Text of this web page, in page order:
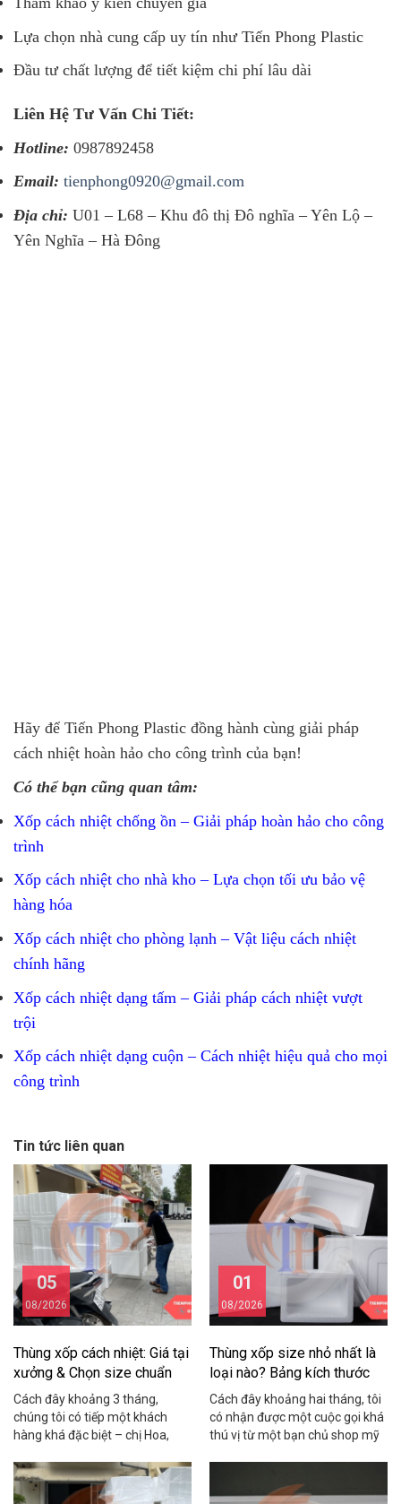
Lựa chọn nhà cung cấp uy tín như Tiến Phong Plastic
Đầu tư chất lượng để tiết kiệm chi phí lâu dài
Liên Hệ Tư Vấn Chi Tiết:
Hotline: 0987892458
Email: tienphong0920@gmail.com
Địa chỉ: U01 – L68 – Khu đô thị Đô nghĩa – Yên Lộ –
Yên Nghĩa – Hà Đông
Hãy để Tiến Phong Plastic đồng hành cùng giải pháp
cách nhiệt hoàn hảo cho công trình của bạn!
Có thể bạn cũng quan tâm:
Xốp cách nhiệt chống ồn – Giải pháp hoàn hảo cho công
trình
Xốp cách nhiệt cho nhà kho – Lựa chọn tối ưu bảo vệ
hàng hóa
Xốp cách nhiệt cho phòng lạnh – Vật liệu cách nhiệt
chính hãng
Xốp cách nhiệt dạng tấm – Giải pháp cách nhiệt vượt
trội
Xốp cách nhiệt dạng cuộn – Cách nhiệt hiệu quả cho mọi
công trình
Tin tức liên quan
05
08/2026
Thùng xốp cách nhiệt: Giá tại
xưởng & Chọn size chuẩn
2026
Cách đây khoảng 3 tháng,
chúng tôi có tiếp một khách
hàng khá đặc biệt – chị Hoa,
Cầu Giấy. Chị chia sẻ rằng mỗi
tháng shop mất gần 15 triệu
01
08/2026
Thùng xốp size nhỏ nhất là
loại nào? Bảng kích thước
chuẩn
Cách đây khoảng hai tháng, tôi
có nhận được một cuộc gọi khá
thú vị từ một bạn chủ shop mỹ
hàng yến sào mà thùng to quá,